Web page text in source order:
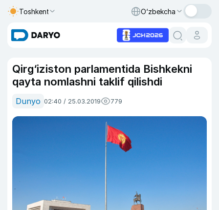
Toshkent O‘zbekcha
Qirg‘iziston parlamentida Bishkekni
qayta nomlashni taklif qilishdi
Dunyo 02:40 / 25.03.2019 779